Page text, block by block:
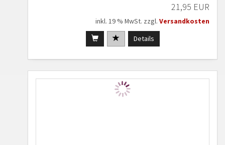
21,95 EUR
inkl. 19 % MwSt. zzgl. Versandkosten
Details